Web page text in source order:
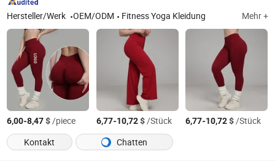
Hersteller/Werk OEM/ODM Fitness Yoga Kleidung Mehr +
6,00-8,47$/piece 6,77-10,72$/Stück 6,77-10,72$/Stück
Kontakt
Chatten